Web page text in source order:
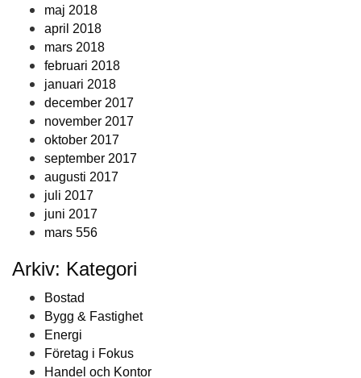
maj 2018
april 2018
mars 2018
februari 2018
januari 2018
december 2017
november 2017
oktober 2017
september 2017
augusti 2017
juli 2017
juni 2017
mars 556
Arkiv: Kategori
Bostad
Bygg & Fastighet
Energi
Företag i Fokus
Handel och Kontor